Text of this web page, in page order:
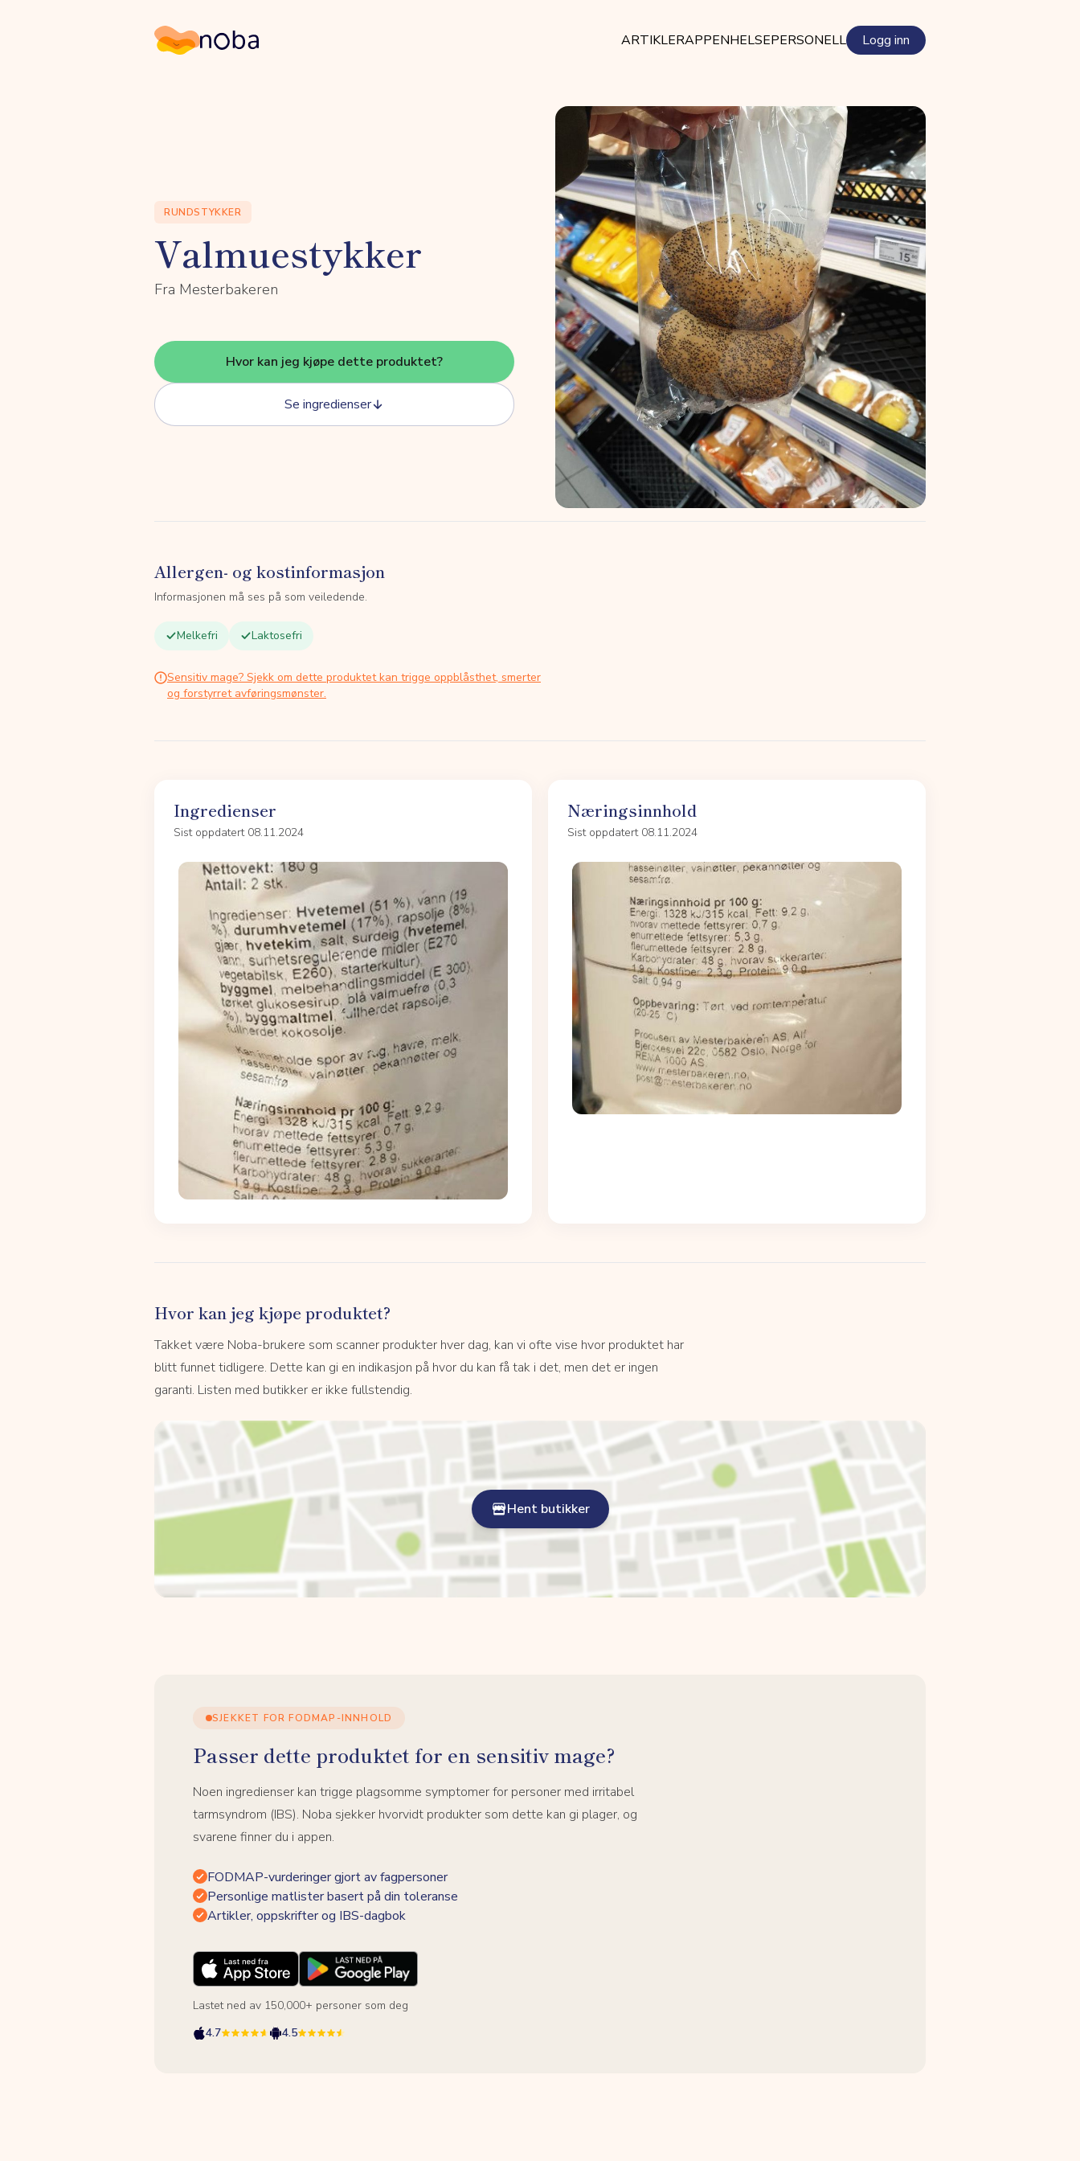
Noba ARTIKLERAPPENHELSEPERSONELL Logg inn
RUNDSTYKKER
Valmuestykker
Fra Mesterbakeren
Hvor kan jeg kjøpe dette produktet?
Se ingredienser
Allergen- og kostinformasjon
Informasjonen må ses på som veiledende.
Melkefri Laktosefri
Sensitiv mage? Sjekk om dette produktet kan trigge oppblåsthet, smerter
og forstyrret avføringsmønster.
Ingredienser
Sist oppdatert 08.11.2024
Næringsinnhold
Sist oppdatert 08.11.2024
Hvor kan jeg kjøpe produktet?
Takket være Noba-brukere som scanner produkter hver dag, kan vi ofte vise hvor produktet har
blitt funnet tidligere. Dette kan gi en indikasjon på hvor du kan få tak i det, men det er ingen
garanti. Listen med butikker er ikke fullstendig.
Hent butikker
SJEKKET FOR FODMAP-INNHOLD
Passer dette produktet for en sensitiv mage?
Noen ingredienser kan trigge plagsomme symptomer for personer med irritabel
tarmsyndrom (IBS). Noba sjekker hvorvidt produkter som dette kan gi plager, og
svarene finner du i appen.
FODMAP-vurderinger gjort av fagpersoner
Personlige matlister basert på din toleranse
Artikler, oppskrifter og IBS-dagbok
Lastet ned av 150,000+ personer som deg
4.7
4.5